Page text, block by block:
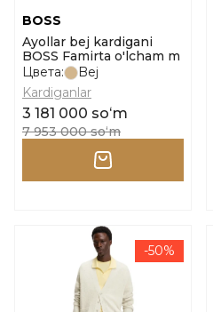
BOSS
Ayollar bej kardigani
BOSS Famirta o'lcham m
Цвета:
Bej
Kardiganlar
3 181 000 soʻm
7 953 000 soʻm
-50%